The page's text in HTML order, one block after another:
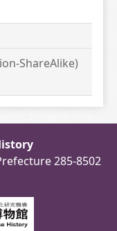
ShareAlike)
285-8502